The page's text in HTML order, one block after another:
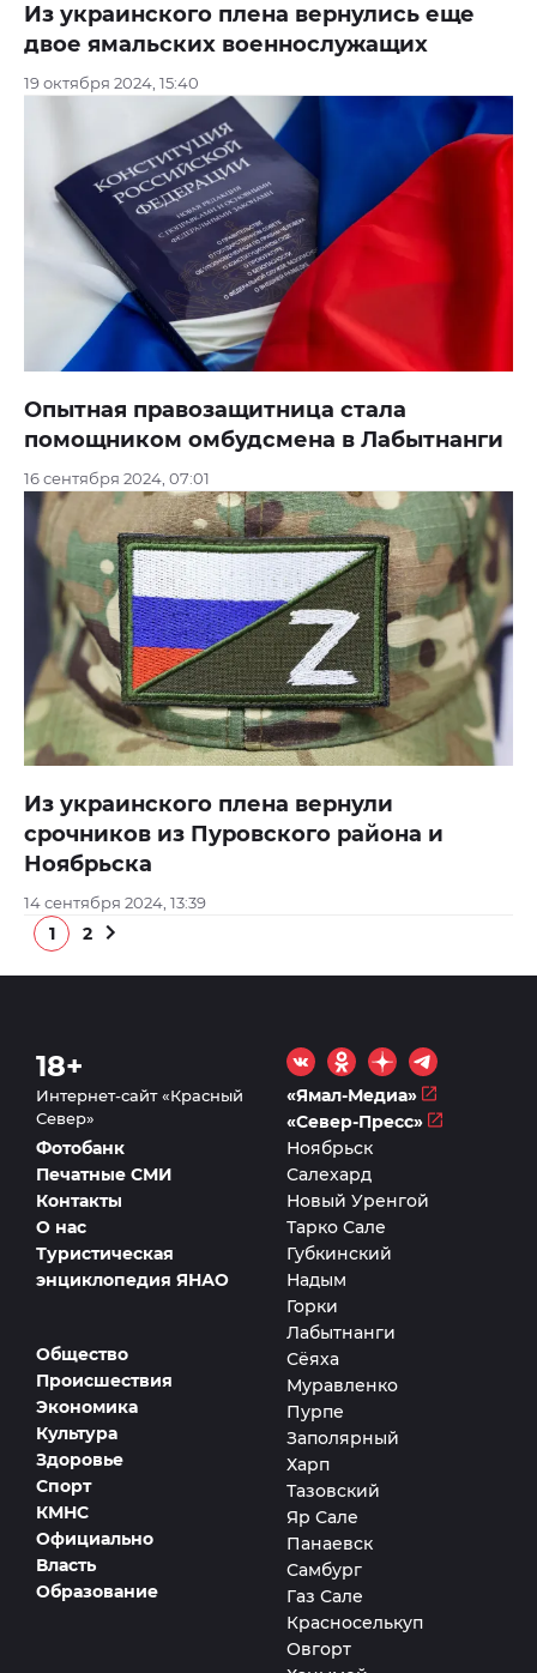
Из украинского плена вернулись еще
двое ямальских военнослужащих
19 октября 2024, 15:40
Опытная правозащитница стала
помощником омбудсмена в Лабытнанги
16 сентября 2024, 07:01
Из украинского плена вернули
срочников из Пуровского района и
Ноябрьска
14 сентября 2024, 13:39
1 2
18+
Интернет-сайт «Красный
Север»
«Ямал-Медиа»
«Север-Пресс»
Общество
Происшествия
Экономика
Культура
Здоровье
Спорт
КМНС
Официально
Власть
Образование
Фотобанк
Печатные СМИ
Контакты
О нас
Туристическая
энциклопедия ЯНАО
Ноябрьск
Салехард
Новый Уренгой
Тарко Сале
Губкинский
Надым
Горки
Лабытнанги
Сёяха
Муравленко
Пурпе
Заполярный
Харп
Тазовский
Яр Сале
Панаевск
Самбург
Газ Сале
Красноселькуп
Овгорт